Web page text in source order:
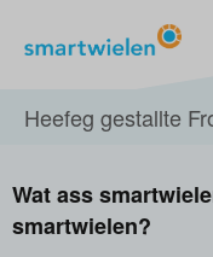
Heefeg gestallte
Wat ass
smartwielen?